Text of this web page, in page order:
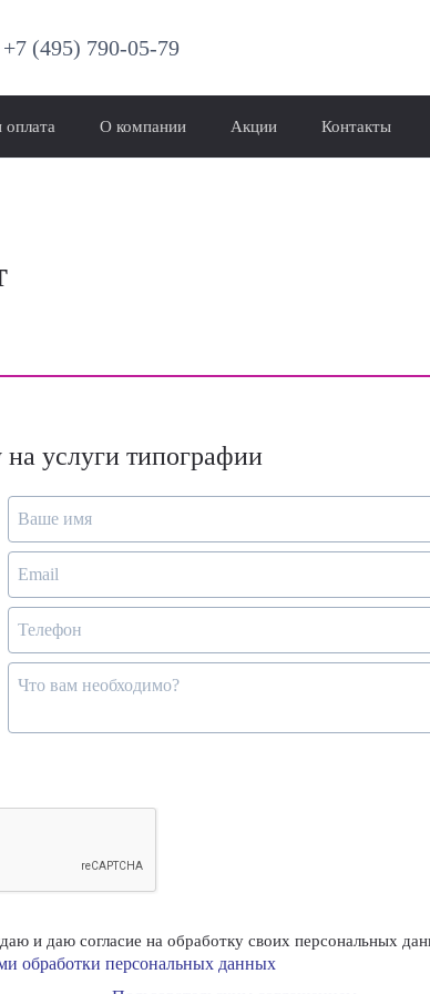
+7 (495) 790-05-79
оплата О компании Акции Контакты
на услуги типографии
и даю согласие на обработку своих персональных
обработки персональных данных